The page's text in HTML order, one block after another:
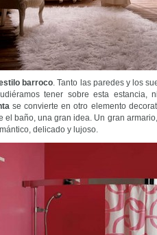
barroco. Tanto las paredes y los
tener sobre esta
se convierte en otro elemento
el baño, una gran idea. Un gran
delicado y lujoso.